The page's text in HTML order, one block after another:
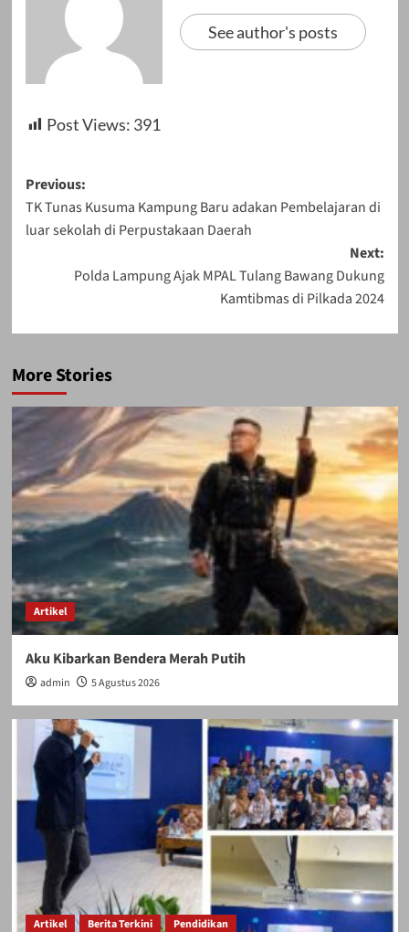
See author's posts
Post Views: 391
Post
navigation
Previous:
TK Tunas Kusuma Kampung Baru adakan Pembelajaran di
luar sekolah di Perpustakaan Daerah
Next:
Polda Lampung Ajak MPAL Tulang Bawang Dukung
Kamtibmas di Pilkada 2024
More Stories
Artikel
Aku Kibarkan Bendera Merah Putih
admin 5 Agustus 2026
Artikel Berita Terkini Pendidikan